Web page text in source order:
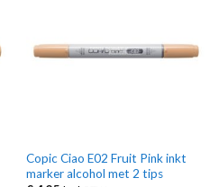
Copic Ciao E02 Fruit Pink inkt
marker alcohol met 2 tips